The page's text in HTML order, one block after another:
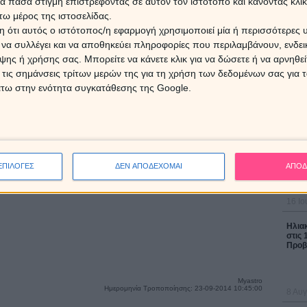
μέρος της ιστοσελίδας.
αυτός ο ιστότοπος/η εφαρμογή χρησιμοποιεί μία ή περισσότερες
συλλέγει και να αποθηκεύει πληροφορίες που περιλαμβάνουν,
ή χρήσης σας. Μπορείτε να κάνετε κλικ για να δώσετε ή να
σημάνσεις τρίτων μερών της για τη χρήση των δεδομένων σας
στην ενότητα συγκατάθεσης της Google.
ΔΕΝ ΑΠΟΔΕΧΟΜΑΙ
από τις 10 το πρωί μέχρι τις 10 το βράδυ. Κάθε
Μπορείτε όλοι να χρησιμοποιήσετε εκ νέου
ήδη πάρει δωρεάν προσωπική πρόβλεψη στο
, χρεώνονται όπως όταν μιλάς με τους φίλους σου,
σου με τον τηλεπικοινωνιακό πάροχο
Myastro
Ημερομηνία Τροποποίησης: 23-09-2014 10:45:00
17/08
στις